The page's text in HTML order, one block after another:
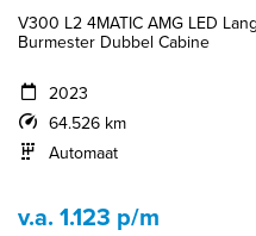
V300 L2 4MATIC AMG LED
Burmester Dubbel Cabine
2023
64.526 km
Automaat
v.a. 1.123 p/m